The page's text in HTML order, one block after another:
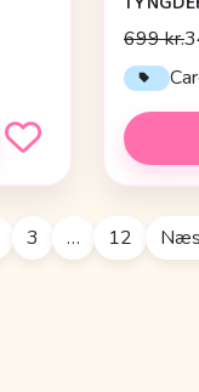
699 kr.
3 … 12